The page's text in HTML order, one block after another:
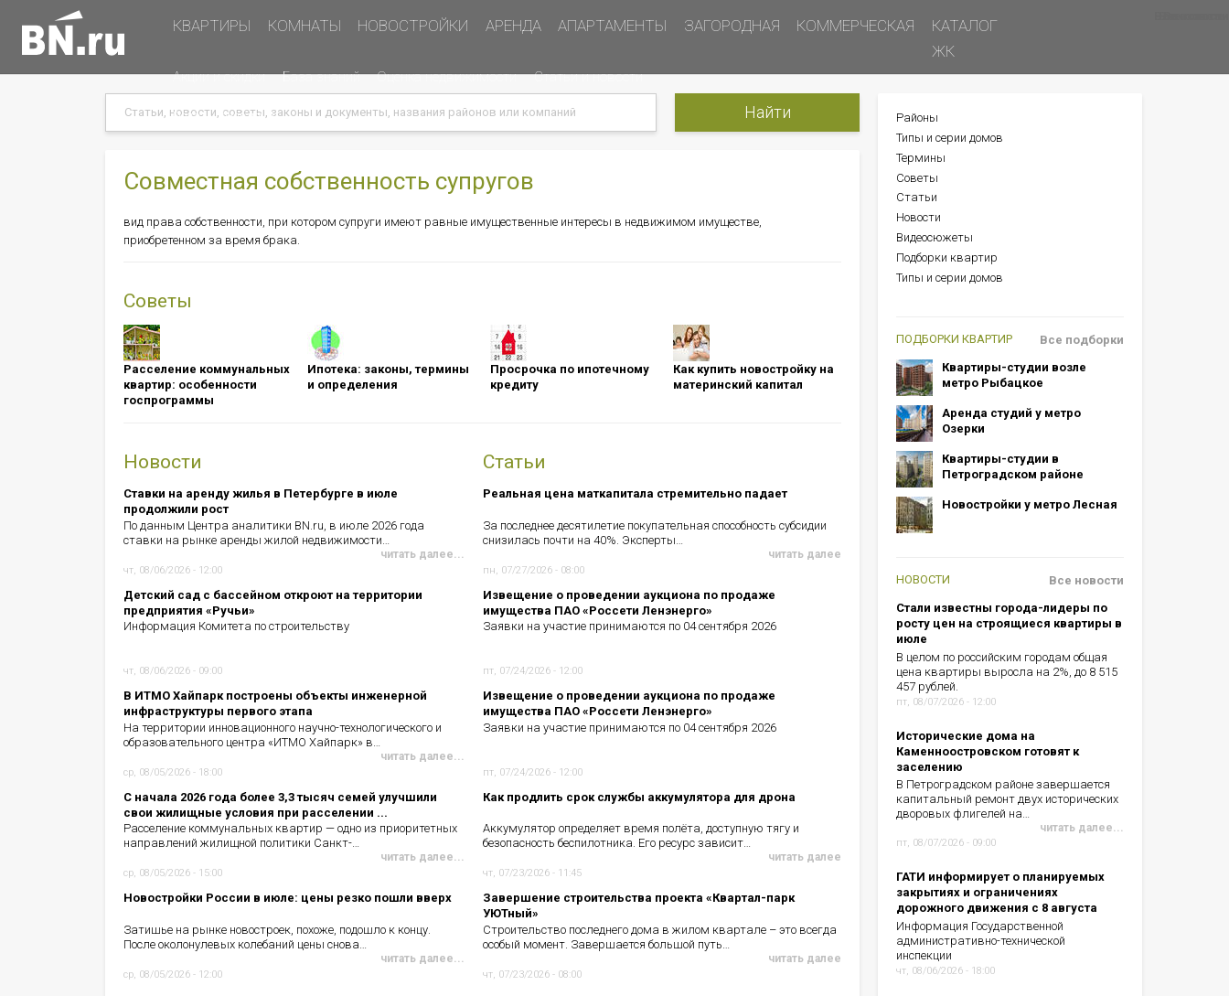
Основная
КВАРТИРЫ КОМНАТЫ НОВОСТРОЙКИ АРЕНДА АПАРТАМЕНТЫ ЗАГОРОДНАЯ КОММЕРЧЕСКАЯ
КАТАЛОГ
ЖК
Дополнительная
навигация
Акции и скидки База знаний Оценка недвижимости Статьи и новости
Меню
в
Подать объявление
Search
Search
Совместная собственность супругов
вид права собственности, при котором супруги имеют равные имущественные интересы в недвижимом имуществе,
приобретенном за время брака.
Советы
Расселение коммунальных
квартир: особенности
госпрограммы
Ипотека: ​​​​​​​законы, термины
и определения
Просрочка по ипотечному
кредиту
Как купить новостройку на
материнский капитал
Новости
Ставки на аренду жилья в Петербурге в июле
продолжили рост
По данным Центра аналитики BN.ru, в июле 2026 года
ставки на рынке аренды жилой недвижимости…
читать далее...
чт, 08/06/2026 - 12:00
Детский сад с бассейном откроют на территории
предприятия «Ручьи»
Информация Комитета по строительству
чт, 08/06/2026 - 09:00
В ИТМО Хайпарк построены объекты инженерной
инфраструктуры первого этапа
На территории инновационного научно-технологического и
образовательного центра «ИТМО Хайпарк» в…
читать далее...
ср, 08/05/2026 - 18:00
С начала 2026 года более 3,3 тысяч семей улучшили
свои жилищные условия при расселении ...
Расселение коммунальных квартир — одно из приоритетных
направлений жилищной политики Санкт-…
читать далее...
ср, 08/05/2026 - 15:00
Новостройки России в июле: цены резко пошли вверх
Затишье на рынке новостроек, похоже, подошло к концу.
После околонулевых колебаний цены снова…
читать далее...
ср, 08/05/2026 - 12:00
Статьи
Реальная цена маткапитала стремительно падает
За последнее десятилетие покупательная способность субсидии
снизилась почти на 40%. Эксперты…
читать далее
пн, 07/27/2026 - 08:00
Извещение о проведении аукциона по продаже
имущества ПАО «Россети Ленэнерго»
Заявки на участие принимаются по 04 сентября 2026
пт, 07/24/2026 - 12:00
Извещение о проведении аукциона по продаже
имущества ПАО «Россети Ленэнерго»
Заявки на участие принимаются по 04 сентября 2026
пт, 07/24/2026 - 12:00
Как продлить срок службы аккумулятора для дрона
Аккумулятор определяет время полёта, доступную тягу и
безопасность беспилотника. Его ресурс зависит…
читать далее
чт, 07/23/2026 - 11:45
Завершение строительства проекта «Квартал-парк
УЮТный»
Строительство последнего дома в жилом квартале – это всегда
особый момент. Завершается большой путь…
читать далее
чт, 07/23/2026 - 08:00
БОКОВОЕ
МЕНЮ
Районы
Типы и серии домов
Термины
Советы
Статьи
Новости
Видеосюжеты
Подборки квартир
Типы и серии домов
ПОДБОРКИ КВАРТИР
Квартиры-студии возле
метро Рыбацкое
Аренда студий у метро
Озерки
Квартиры-студии в
Петроградском районе
Новостройки у метро Лесная
Все подборки
НОВОСТИ
Стали известны города-лидеры по
росту цен на строящиеся квартиры в
июле
В целом по российским городам общая
цена квартиры выросла на 2%, до 8 515
457 рублей.
пт, 08/07/2026 - 12:00
Исторические дома на
Каменноостровском готовят к
заселению
В Петроградском районе завершается
капитальный ремонт двух исторических
дворовых флигелей на…
читать далее...
пт, 08/07/2026 - 09:00
ГАТИ информирует о планируемых
закрытиях и ограничениях
дорожного движения с 8 августа
Информация Государственной
административно-технической
инспекции
чт, 08/06/2026 - 18:00
Все новости